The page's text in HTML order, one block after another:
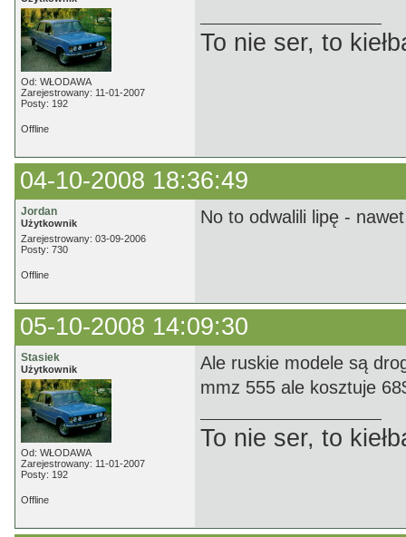
Od: WŁODAWA
Zarejestrowany: 11-01-2007
Posty: 192
To nie ser, to
Offline
04-10-2008 18:36:49
Jordan
Użytkownik
Zarejestrowany: 03-09-2006
Posty: 730
No to odwalili lipę -
Offline
05-10-2008 14:09:30
Stasiek
Użytkownik
Od: WŁODAWA
Zarejestrowany: 11-01-2007
Posty: 192
Ale ruskie modele są
mmz 555 ale kosztuje
To nie ser, to
Offline